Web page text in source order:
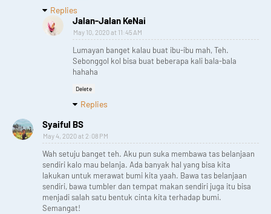
Replies
Jalan-Jalan KeNai
May 10, 2020 at 11:45 AM
Lumayan banget kalau buat ibu-ibu mah, Teh.
Sebonggol kol bisa buat beberapa kali bala-bala
hahaha
Delete
Replies
Syaiful BS
May 4, 2020 at 2:08 PM
Wah setuju banget teh. Aku pun suka membawa tas belanjaan
sendiri kalo mau belanja. Ada banyak hal yang bisa kita
lakukan untuk merawat bumi kita yaah. Bawa tas belanjaan
sendiri, bawa tumbler dan tempat makan sendiri juga itu bisa
menjadi salah satu bentuk cinta kita terhadap bumi.
Semangat!